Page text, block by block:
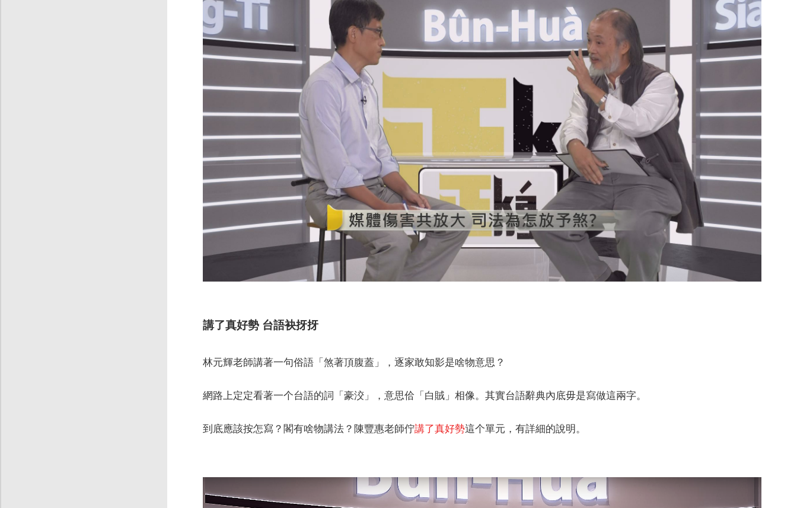
講了真好勢 台語袂㧎㧎
林元輝老師講著一句俗語「煞著頂腹蓋」，逐家敢知影是啥物意思？
網路上定定看著一个台語的詞「豪洨」，意思佮「白賊」相像。其實台語辭典內底毋是寫做這兩字。
到底應該按怎寫？閣有啥物講法？陳豐惠老師佇講了真好勢這个單元，有詳細的說明。